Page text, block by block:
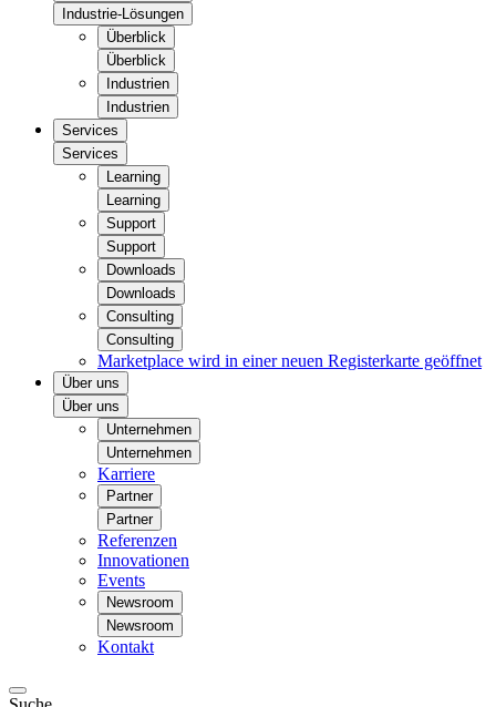
Industrie-Lösungen
Überblick
Überblick
Industrien
Industrien
Services
Services
Learning
Learning
Support
Support
Downloads
Downloads
Consulting
Consulting
Marketplace wird in einer neuen Registerkarte geöffnet
Über uns
Über uns
Unternehmen
Unternehmen
Karriere
Partner
Partner
Referenzen
Innovationen
Events
Newsroom
Newsroom
Kontakt